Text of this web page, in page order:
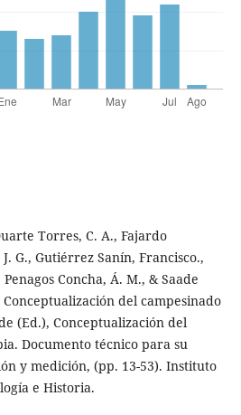
Torres, C. A., Fajardo
G., Gutiérrez Sanín, Francisco.,
Concha, Á. M., & Saade
del campesinado
(Ed.), Conceptualización del
Documento técnico para su
y medición, (pp. 13-53). Instituto
e Historia.